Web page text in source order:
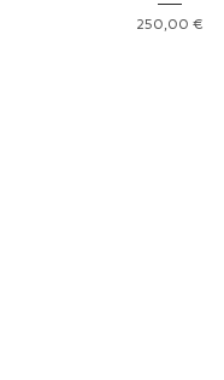
Prix
250,00 €